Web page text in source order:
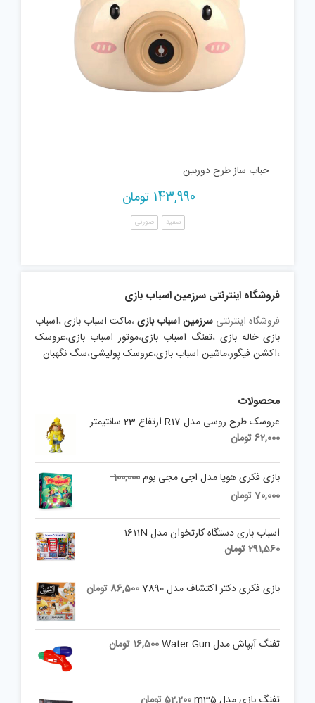
حباب ساز طرح دوربین
143,990 تومان
سفید صورتی
فروشگاه اینترنتی سرزمین اسباب بازی
فروشگاه اینترنتی سرزمین اسباب بازی،ماکت اسباب بازی،اسباب
بازی خاله بازی ،تفنگ اسباب بازی،موتور اسباب بازی،عروسک
،اکشن فیگور،ماشین اسباب بازی،عروسک پولیشی،سگ نگهبان
محصولات
عروسک طرح روسی مدل R17 ارتفاع 23 سانتیمتر
62,000تومان
بازی فکری هوپا مدل اجی مجی بوم100,000
Original
70,000تومان
is:
70,000 تومان.
اسباب بازی دستگاه کارتخوان مدل 1611N
291,560تومان
بازی فکری دکتر اکتشاف مدل 7890 86,500 تومان
تفنگ آبپاش مدل Water Gun 16,500 تومان